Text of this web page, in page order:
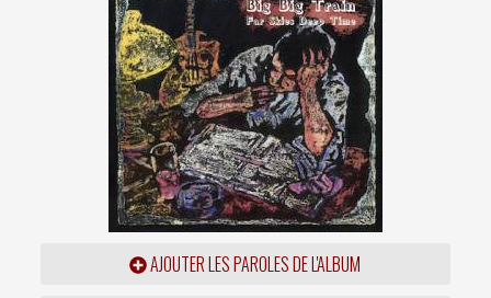
AJOUTER LES PAROLES DE L'ALBUM